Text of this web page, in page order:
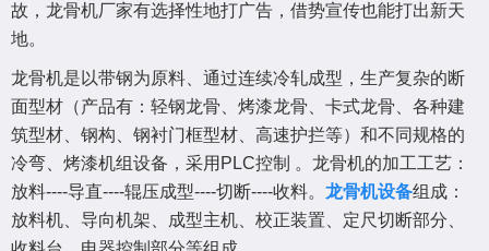
故，龙骨机厂家有选择性地打广告，借势宣传也能打出新天
地。
龙骨机是以带钢为原料、通过连续冷轧成型，生产复杂的断
面型材（产品有：轻钢龙骨、烤漆龙骨、卡式龙骨、各种建
筑型材、钢构、钢衬门框型材、高速护拦等）和不同规格的
冷弯、烤漆机组设备，采用PLC控制 。龙骨机的加工工艺：
放料----导直----辊压成型----切断----收料。 龙骨机设备组成：
放料机、导向机架、成型主机、校正装置、定尺切断部分、